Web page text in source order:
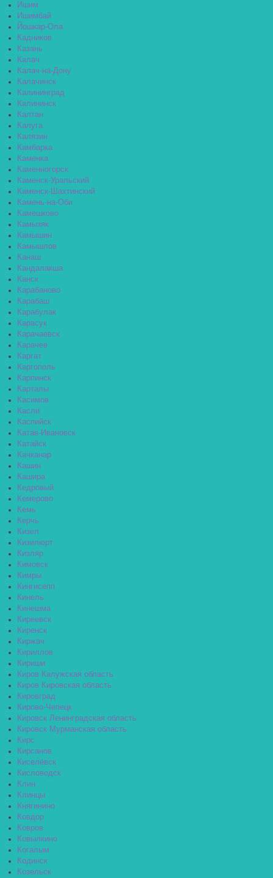
Ишим
Ишимбай
Йошкар-Ола
Кадников
Казань
Калач
Калач-на-Дону
Калачинск
Калининград
Калининск
Калтан
Калуга
Калязин
Камбарка
Каменка
Каменногорск
Каменск-Уральский
Каменск-Шахтинский
Камень-на-Оби
Камешково
Камызяк
Камышин
Камышлов
Канаш
Кандалакша
Канск
Карабаново
Карабаш
Карабулак
Карасук
Карачаевск
Карачев
Каргат
Каргополь
Карпинск
Карталы
Касимов
Касли
Каспийск
Катав-Ивановск
Катайск
Качканар
Кашин
Кашира
Кедровый
Кемерово
Кемь
Керчь
Кизел
Кизилюрт
Кизляр
Кимовск
Кимры
Кингисепп
Кинель
Кинешма
Киреевск
Киренск
Киржач
Кириллов
Кириши
Киров Калужская область
Киров Кировская область
Кировград
Кирово-Чепецк
Кировск Ленинградская область
Кировск Мурманская область
Кирс
Кирсанов
Киселёвск
Кисловодск
Клин
Клинцы
Княгинино
Ковдор
Ковров
Ковылкино
Когалым
Кодинск
Козельск